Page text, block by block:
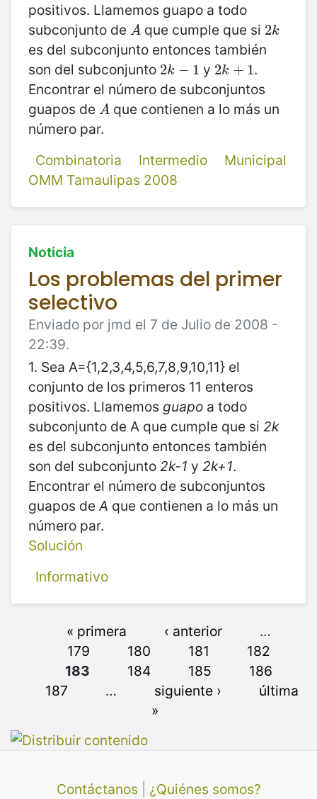
positivos. Llamemos guapo a todo
subconjunto de A
A que cumple que si 2k
2k
es del subconjunto entonces también
son del subconjunto 2k − 1
2k −1 y 2k + 1
2k +1
.
Encontrar el número de subconjuntos
guapos de A
A que contienen a lo más un
número par.
Combinatoria
Intermedio
Municipal
OMM Tamaulipas 2008
Noticia
Los problemas del primer
selectivo
Enviado por jmd el 7 de Julio de 2008 -
22:39.
1. Sea A={1,2,3,4,5,6,7,8,9,10,11} el
conjunto de los primeros 11 enteros
positivos. Llamemos guapo a todo
subconjunto de A que cumple que si 2k
es del subconjunto entonces también
son del subconjunto 2k-1 y 2k+1.
Encontrar el número de subconjuntos
guapos de A que contienen a lo más un
número par.
Solución
Informativo
« primera ‹ anterior
…
179
180 181
182
183
184 185
186
187
… siguiente ›
última
»
Contáctanos ¿Quiénes somos?